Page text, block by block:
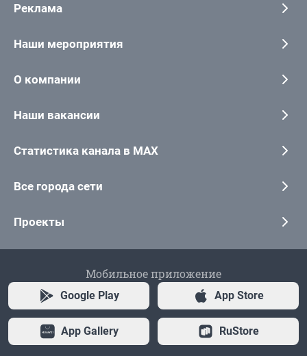
Реклама
Наши мероприятия
О компании
Наши вакансии
Статистика канала в MAX
Все города сети
Проекты
Мобильное приложение
Google Play App Store
App Gallery RuStore